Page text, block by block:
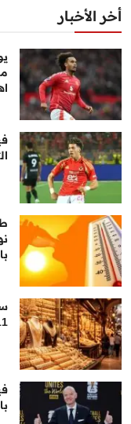
أخر الأخبار
6811